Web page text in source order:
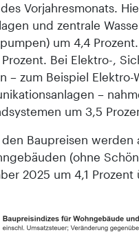
Vorjahresmonats.
und zentrale
um 4,4
Prozent. Bei Elektro-,
– zum Beispiel
–
um 3,5
Baupreisen
(ohne
2025 um 4,1